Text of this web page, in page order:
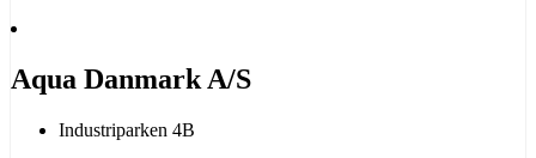
Aqua Danmark A/S
Industriparken 4B